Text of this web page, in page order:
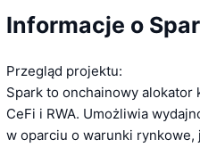
Informacje o
Przegląd projektu:
Spark to onchainowy alokator
CeFi i RWA. Umożliwia
w oparciu o warunki